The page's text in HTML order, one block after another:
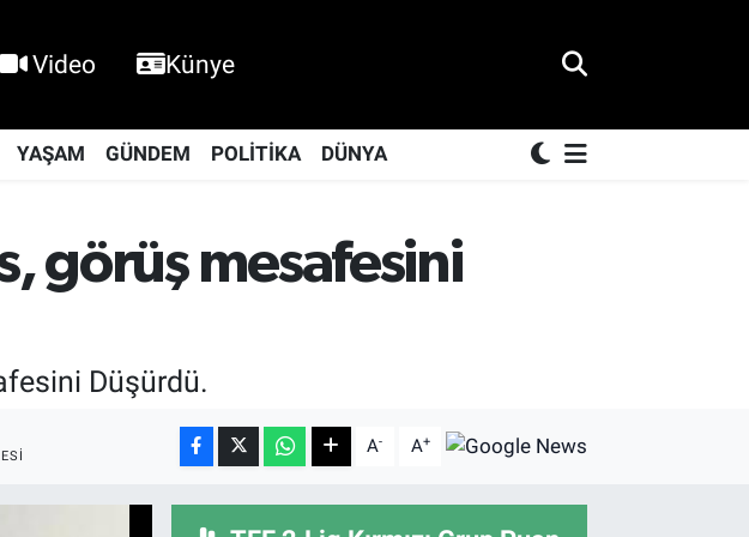
Video Künye
YAŞAM GÜNDEM POLİTİKA DÜNYA
görüş mesafesini
Düşürdü.
A- A+